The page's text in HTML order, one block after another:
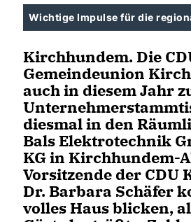
Wichtige Impulse für die
Kirchhundem. Die
Gemeindeunion
auch in diesem Jahr
diesmal in den
Bals Elektrotechnik
KG in Kirchhundem-
Vorsitzende der CDU
Dr. Barbara Schäfer
volles Haus blicken,